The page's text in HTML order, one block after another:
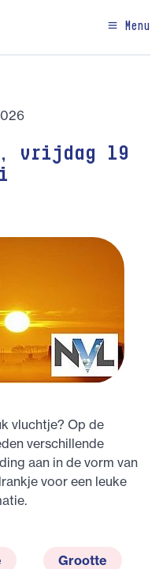
Menu
vrijdag 19
vluchtje? Op de
verschillende
aan in de vorm van
voor een leuke
Grootte